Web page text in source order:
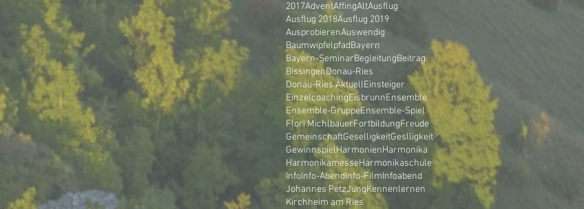
2017AdventAffingAltAusflug
Ausflug 2018Ausflug 2019
AusprobierenAuswendig
BaumwipfelpfadBayern
Bayern-SeminarBegleitungBeitrag
BissingenDonau-Ries
Donau-Ries AktuellEinsteiger
EinzelcoachingEisbrunnEnsemble
Ensemble-GruppeEnsemble-Spiel
Flori MichlbauerFortbildungFreude
GemeinschaftGeselligkeitGeslligkeit
GewinnspielHarmonienHarmonika
HarmonikamesseHarmonikaschule
InfoInfo-AbendInfo-FilmInfoabend
Johannes PetzJungKennenlernen
Kirchheim am Ries